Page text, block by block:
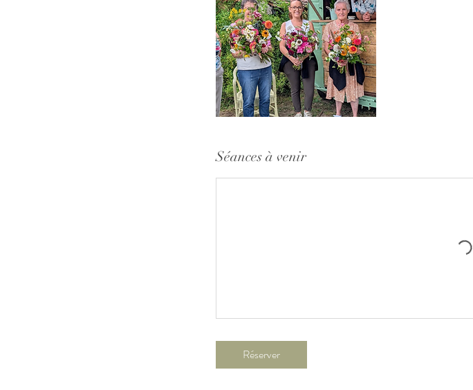
Séances à venir
Réserver